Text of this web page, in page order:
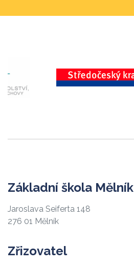
Základní škola Mělník
Jaroslava Seiferta 148
276 01 Mělník
Zřizovatel